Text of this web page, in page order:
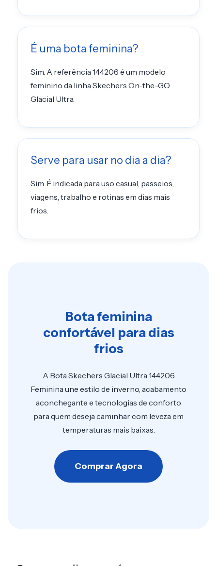
É uma bota feminina?
Sim. A referência 144206 é um modelo
feminino da linha Skechers On-the-GO
Glacial Ultra.
Serve para usar no dia a dia?
Sim. É indicada para uso casual, passeios,
viagens, trabalho e rotinas em dias mais
frios.
Bota feminina
confortável para dias
frios
A Bota Skechers Glacial Ultra 144206
Feminina une estilo de inverno, acabamento
aconchegante e tecnologias de conforto
para quem deseja caminhar com leveza em
temperaturas mais baixas.
Comprar Agora